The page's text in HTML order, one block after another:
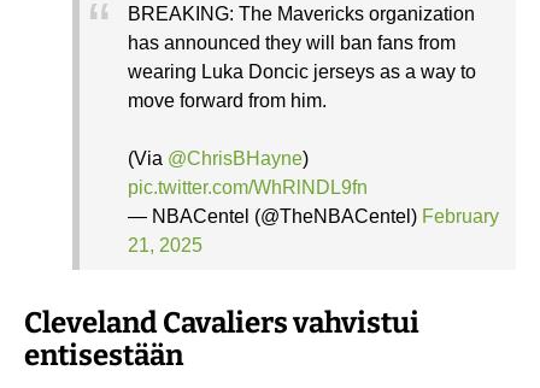
BREAKING: The Mavericks organization
has announced they will ban fans from
wearing Luka Doncic jerseys as a way to
move forward from him.
(Via @ChrisBHayne)
pic.twitter.com/WhRlNDL9fn
— NBACentel (@TheNBACentel) February
21, 2025
Cleveland Cavaliers vahvistui
entisestään